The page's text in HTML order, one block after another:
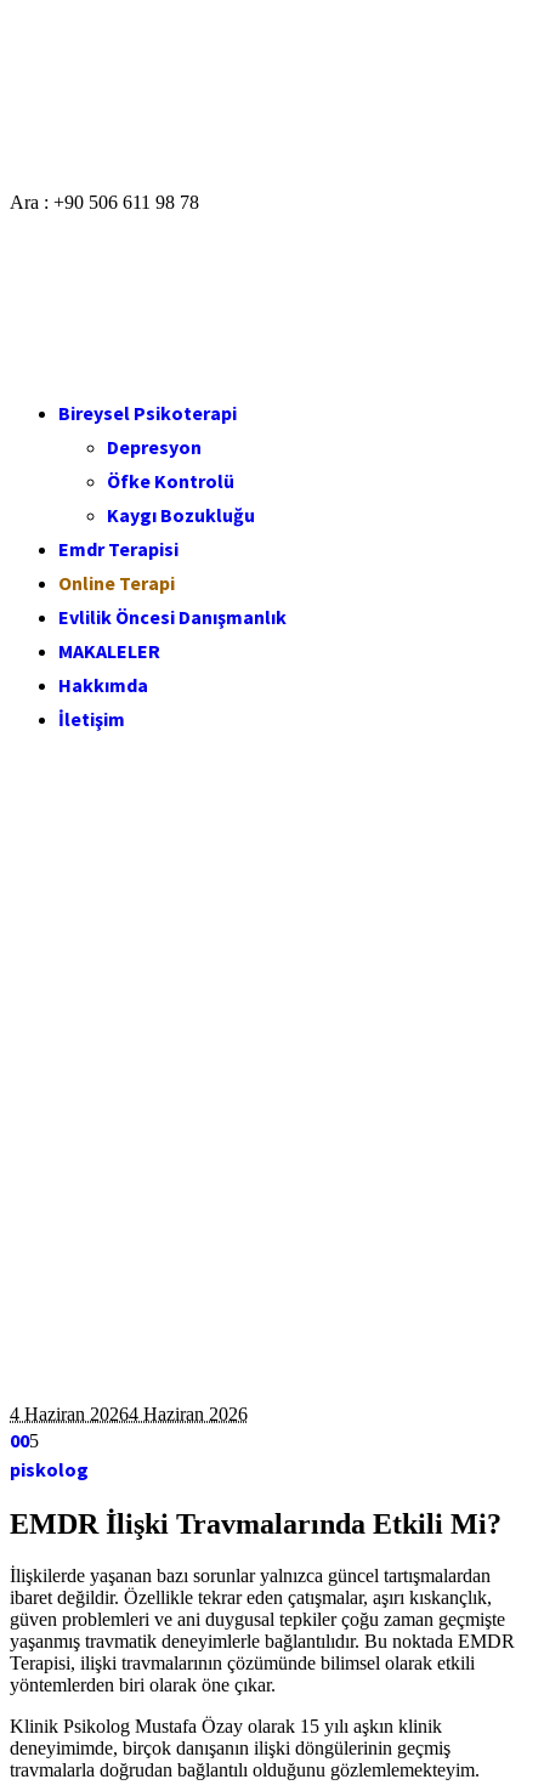
Ara : +90 506 611 98 78
Bireysel Psikoterapi
Depresyon
Öfke Kontrolü
Kaygı Bozukluğu
Emdr Terapisi
Online Terapi
Evlilik Öncesi Danışmanlık
MAKALELER
Hakkımda
İletişim
4 Haziran 20264 Haziran 2026
005
piskolog
EMDR İlişki Travmalarında Etkili Mi?
İlişkilerde yaşanan bazı sorunlar yalnızca güncel tartışmalardan
ibaret değildir. Özellikle tekrar eden çatışmalar, aşırı kıskançlık,
güven problemleri ve ani duygusal tepkiler çoğu zaman geçmişte
yaşanmış travmatik deneyimlerle bağlantılıdır. Bu noktada EMDR
Terapisi, ilişki travmalarının çözümünde bilimsel olarak etkili
yöntemlerden biri olarak öne çıkar.
Klinik Psikolog Mustafa Özay olarak 15 yılı aşkın klinik
deneyimimde, birçok danışanın ilişki döngülerinin geçmiş
travmalarla doğrudan bağlantılı olduğunu gözlemlemekteyim.